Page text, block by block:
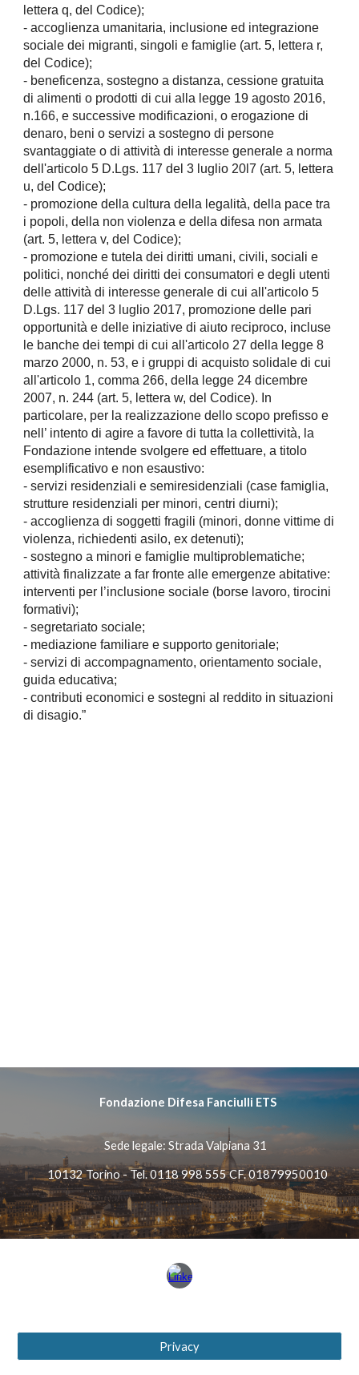
lettera q, del Codice);
- accoglienza umanitaria, inclusione ed integrazione
sociale dei migranti, singoli e famiglie (art. 5, lettera r,
del Codice);
- beneficenza, sostegno a distanza, cessione gratuita
di alimenti o prodotti di cui alla legge 19 agosto 2016,
n.166, e successive modificazioni, o erogazione di
denaro, beni o servizi a sostegno di persone
svantaggiate o di attività di interesse generale a norma
dell'articolo 5 D.Lgs. 117 del 3 luglio 20l7 (art. 5, lettera
u, del Codice);
- promozione della cultura della legalità, della pace tra
i popoli, della non violenza e della difesa non armata
(art. 5, lettera v, del Codice);
- promozione e tutela dei diritti umani, civili, sociali e
politici, nonché dei diritti dei consumatori e degli utenti
delle attività di interesse generale di cui all'articolo 5
D.Lgs. 117 del 3 luglio 2017, promozione delle pari
opportunità e delle iniziative di aiuto reciproco, incluse
le banche dei tempi di cui all'articolo 27 della legge 8
marzo 2000, n. 53, e i gruppi di acquisto solidale di cui
all'articolo 1, comma 266, della legge 24 dicembre
2007, n. 244 (art. 5, lettera w, del Codice). In
particolare, per la realizzazione dello scopo prefisso e
nell’ intento di agire a favore di tutta la collettività, la
Fondazione intende svolgere ed effettuare, a titolo
esemplificativo e non esaustivo:
- servizi residenziali e semiresidenziali (case famiglia,
strutture residenziali per minori, centri diurni);
- accoglienza di soggetti fragili (minori, donne vittime di
violenza, richiedenti asilo, ex detenuti);
- sostegno a minori e famiglie multiproblematiche;
attività finalizzate a far fronte alle emergenze abitative:
interventi per l’inclusione sociale (borse lavoro, tirocini
formativi);
- segretariato sociale;
- mediazione familiare e supporto genitoriale;
- servizi di accompagnamento, orientamento sociale,
guida educativa;
- contributi economici e sostegni al reddito in situazioni
di disagio.”
Fondazione Difesa Fanciulli ETS
Sede legale: Strada Valpiana 31
10132 Torino - Tel. 0118 998 555 CF. 01879950010
Privacy